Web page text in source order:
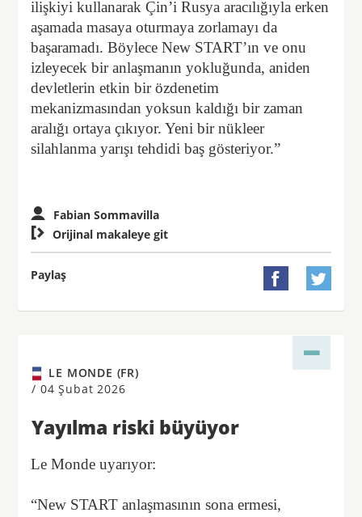
ilişkiyi kullanarak Çin’i Rusya aracılığıyla erken
aşamada masaya oturmaya zorlamayı da
başaramadı. Böylece New START’ın ve onu
izleyecek bir anlaşmanın yokluğunda, aniden
devletlerin etkin bir özdenetim
mekanizmasından yoksun kaldığı bir zaman
aralığı ortaya çıkıyor. Yeni bir nükleer
silahlanma yarışı tehdidi baş gösteriyor.”
Fabian Sommavilla
 Orijinal makaleye git
Paylaş  
LE MONDE (FR)
/ 04 Şubat 2026
Yayılma riski büyüyor
Le Monde uyarıyor:
“New START anlaşmasının sona ermesi,